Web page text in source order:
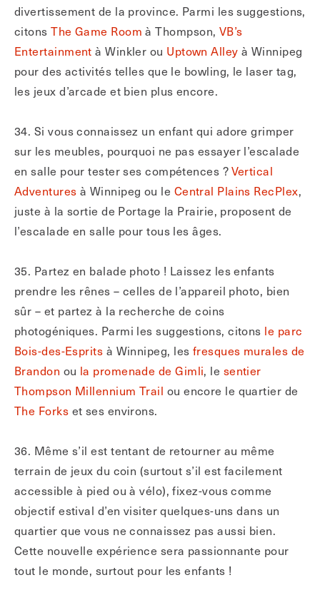
divertissement de la province. Parmi les suggestions,
citonsThe Game Room à Thompson, VB’s
Entertainment à Winkler ou Uptown Alley à Winnipeg
pour des activités telles que le bowling, le laser tag,
les jeux d’arcade et bien plus encore.
34. Si vous connaissez un enfant qui adore grimper
sur les meubles, pourquoi ne pas essayer l’escalade
en salle pour tester ses compétences ?Vertical
Adventures à Winnipeg ou le Central Plains RecPlex,
juste à la sortie de Portage la Prairie, proposent de
l’escalade en salle pour tous les âges.
35. Partez en balade photo ! Laissez les enfants
prendre les rênes – celles de l’appareil photo, bien
sûr – et partez à la recherche de coins
photogéniques. Parmi les suggestions, citons le parc
Bois-des-Esprits à Winnipeg, les fresques murales de
Brandon ou la promenade de Gimli, le sentier
Thompson Millennium Trail ou encore le quartier de
The Forks et ses environs.
36. Même s’il est tentant de retourner au même
terrain de jeux du coin (surtout s’il est facilement
accessible à pied ou à vélo), fixez-vous comme
objectif estival d’en visiter quelques-uns dans un
quartier que vous ne connaissez pas aussi bien.
Cette nouvelle expérience sera passionnante pour
tout le monde, surtout pour les enfants !